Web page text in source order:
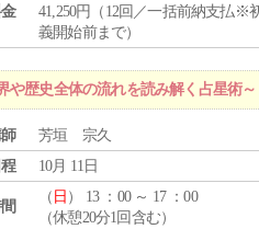
41,250円（12回／一括前納支払※
義開始前まで）
歴史全体の流れを読み解く占星術～
芳垣 宗久
程
10月 11日
（ 日 ） 13 ：00 ～ 17 ：00
（休憩20分1回含む）